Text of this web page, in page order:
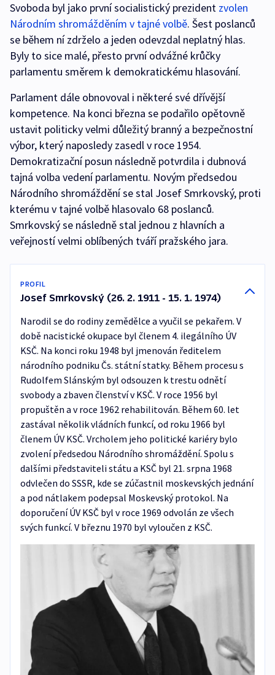
Svoboda byl jako první socialistický prezident zvolen
Národním shromážděním v tajné volbě. Šest poslanců
se během ní zdrželo a jeden odevzdal neplatný hlas.
Byly to sice malé, přesto první odvážné krůčky
parlamentu směrem k demokratickému hlasování.
Parlament dále obnovoval i některé své dřívější
kompetence. Na konci března se podařilo opětovně
ustavit politicky velmi důležitý branný a bezpečnostní
výbor, který naposledy zasedl v roce 1954.
Demokratizační posun následně potvrdila i dubnová
tajná volba vedení parlamentu. Novým předsedou
Národního shromáždění se stal Josef Smrkovský, proti
kterému v tajné volbě hlasovalo 68 poslanců.
Smrkovský se následně stal jednou z hlavních a
veřejností velmi oblíbených tváří pražského jara.
PROFIL
Josef Smrkovský (26. 2. 1911 - 15. 1. 1974)
Narodil se do rodiny zemědělce a vyučil se pekařem. V
době nacistické okupace byl členem 4. ilegálního ÚV
KSČ. Na konci roku 1948 byl jmenován ředitelem
národního podniku Čs. státní statky. Během procesu s
Rudolfem Slánským byl odsouzen k trestu odnětí
svobody a zbaven členství v KSČ. V roce 1956 byl
propuštěn a v roce 1962 rehabilitován. Během 60. let
zastával několik vládních funkcí, od roku 1966 byl
členem ÚV KSČ. Vrcholem jeho politické kariéry bylo
zvolení předsedou Národního shromáždění. Spolu s
dalšími představiteli státu a KSČ byl 21. srpna 1968
odvlečen do SSSR, kde se zúčastnil moskevských jednání
a pod nátlakem podepsal Moskevský protokol. Na
doporučení ÚV KSČ byl v roce 1969 odvolán ze všech
svých funkcí. V březnu 1970 byl vyloučen z KSČ.